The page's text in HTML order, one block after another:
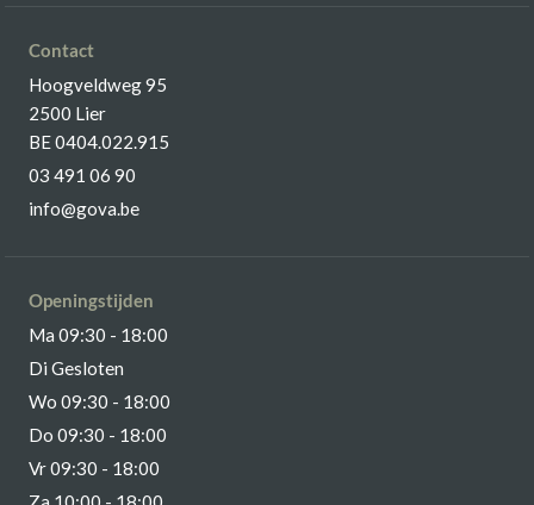
Contact
Hoogveldweg 95
2500 Lier
BE 0404.022.915
03 491 06 90
info@gova.be
Openingstijden
Ma 09:30 - 18:00
Di Gesloten
Wo 09:30 - 18:00
Do 09:30 - 18:00
Vr 09:30 - 18:00